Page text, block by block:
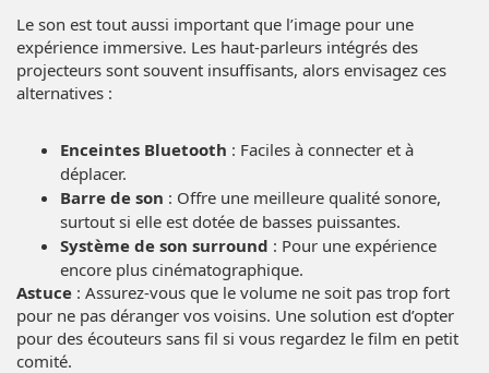
Le son est tout aussi important que l’image pour une
expérience immersive. Les haut-parleurs intégrés des
projecteurs sont souvent insuffisants, alors envisagez ces
alternatives :
Enceintes Bluetooth : Faciles à connecter et à
déplacer.
Barre de son : Offre une meilleure qualité sonore,
surtout si elle est dotée de basses puissantes.
Système de son surround : Pour une expérience
encore plus cinématographique.
Astuce : Assurez-vous que le volume ne soit pas trop fort
pour ne pas déranger vos voisins. Une solution est d’opter
pour des écouteurs sans fil si vous regardez le film en petit
comité.